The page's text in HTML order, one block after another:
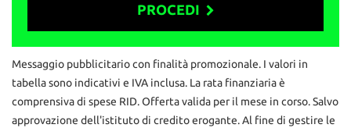
PROCEDI
Contattaci
Messaggio pubblicitario con finalità promozionale. I valori in
tabella sono indicativi e IVA inclusa. La rata finanziaria è
comprensiva di spese RID. Offerta valida per il mese in corso. Salvo
approvazione dell'istituto di credito erogante. Al fine di gestire le